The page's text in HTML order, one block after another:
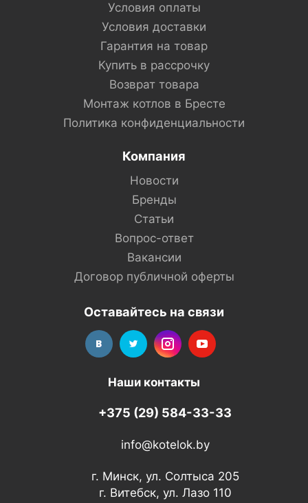
Условия оплаты
Условия доставки
Гарантия на товар
Купить в рассрочку
Возврат товара
Монтаж котлов в Бресте
Политика конфиденциальности
Компания
Новости
Бренды
Статьи
Вопрос-ответ
Вакансии
Договор публичной оферты
Оставайтесь на связи
Наши контакты
+375 (29) 584-33-33
info@kotelok.by
г. Минск, ул. Солтыса 205
г. Витебск, ул. Лазо 110